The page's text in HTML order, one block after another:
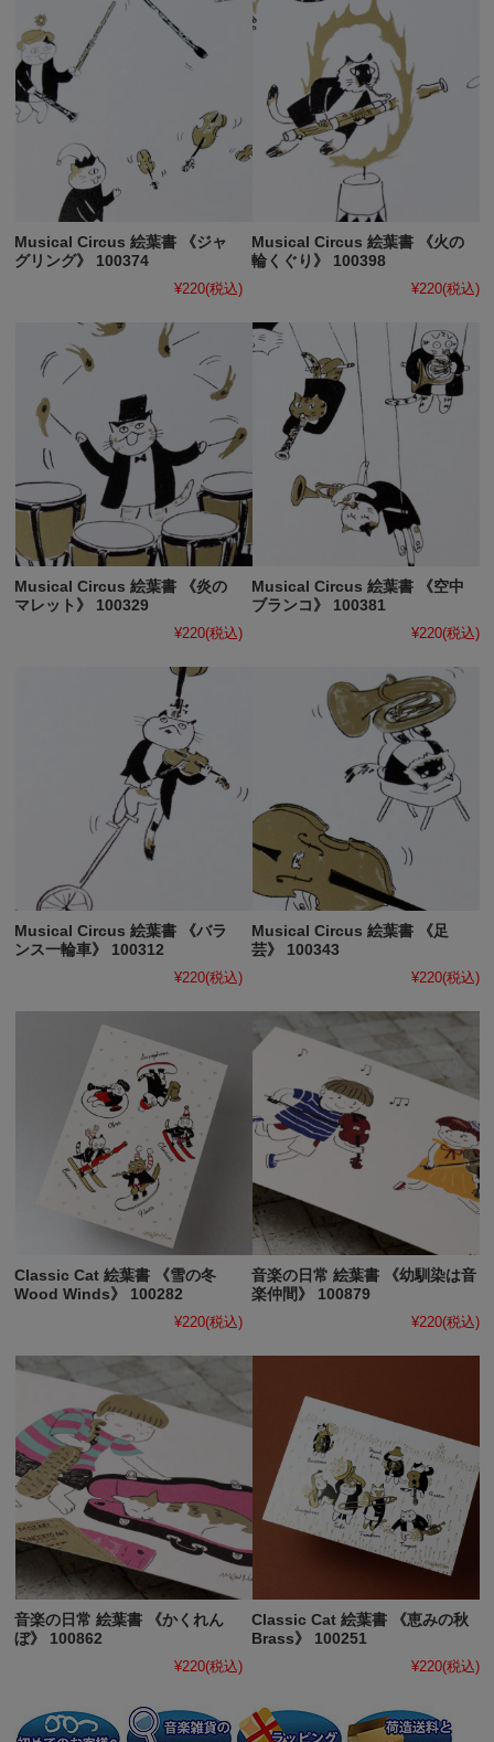
Musical Circus 絵葉書 《ジャ
グリング》 100374
¥220(税込)
Musical Circus 絵葉書 《火の
輪くぐり》 100398
¥220(税込)
Musical Circus 絵葉書 《炎の
マレット》 100329
¥220(税込)
Musical Circus 絵葉書 《空中
ブランコ》 100381
¥220(税込)
Musical Circus 絵葉書 《バラ
ンス一輪車》 100312
¥220(税込)
Musical Circus 絵葉書 《足
芸》 100343
¥220(税込)
Classic Cat 絵葉書 《雪の冬
Wood Winds》 100282
¥220(税込)
音楽の日常 絵葉書 《幼馴染は音
楽仲間》 100879
¥220(税込)
音楽の日常 絵葉書 《かくれん
ぼ》 100862
¥220(税込)
Classic Cat 絵葉書 《恵みの秋
Brass》 100251
¥220(税込)